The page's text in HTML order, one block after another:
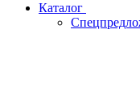
Каталог